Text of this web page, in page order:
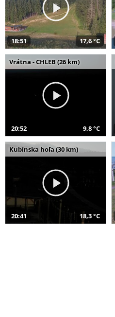
18:51 17,6 °C
Vrátna - CHLEB (26 km)
20:52 9,8 °C
Kubínska hoľa (30 km)
20:41 18,3 °C